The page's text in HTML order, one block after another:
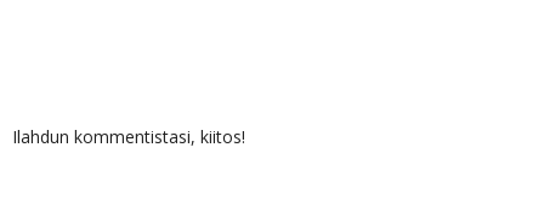
Ilahdun kommentistasi, kiitos!